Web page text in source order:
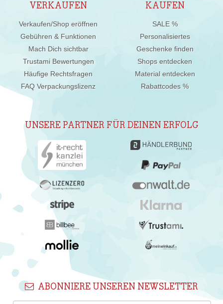
VERKAUFEN
Verkaufen/Shop eröffnen
Gebühren & Funktionen
Mach Dich sichtbar
Trustami Bewertungen
Häufige Rechtsfragen
FAQ Verpackungslizenz
KAUFEN
SALE %
Personalisiertes
Geschenke finden
Shops entdecken
Material entdecken
Rabattcodes %
UNSERE PARTNER FÜR DEINEN ERFOLG
ABONNIERE UNSEREN NEWSLETTER